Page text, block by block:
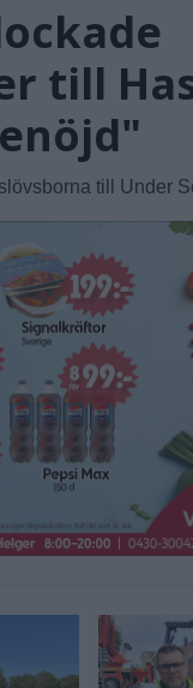
till
till Under